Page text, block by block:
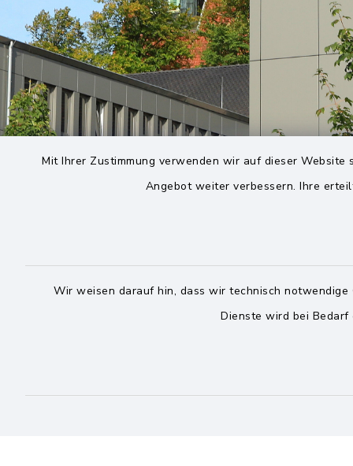
Mit Ihrer Zustimmung verwenden wir auf dieser
Angebot weiter verbessern. Ihre
Wir weisen darauf hin, dass wir technisch
Dienste wird bei